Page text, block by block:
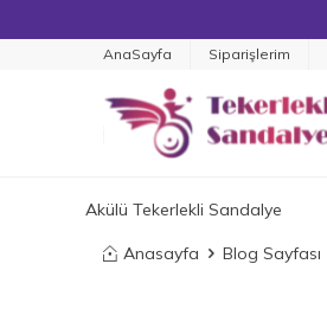
AnaSayfa Siparişlerim
Akülü Tekerlekli Sandalye
Anasayfa Blog Sayfası